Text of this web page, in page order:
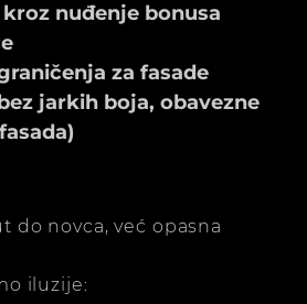
nuđenje bonusa
za fasade
jarkih boja, obavezne
do novca, već opasna
iluzije: